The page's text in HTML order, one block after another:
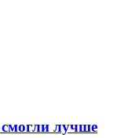
лучше